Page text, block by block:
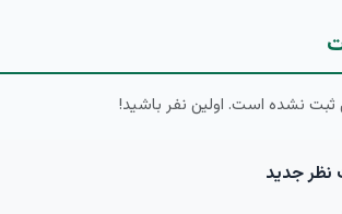
ثبت نشده است. اولین نفر باشید!
نظر جدید